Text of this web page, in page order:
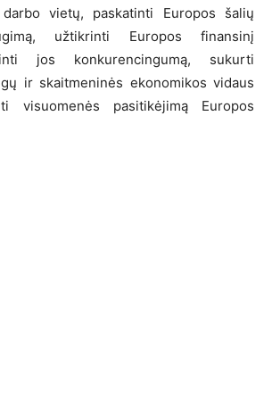
vietų, paskatinti Europos šalių
užtikrinti Europos finansinį
jos konkurencingumą, sukurti
ir skaitmeninės ekonomikos vidaus
visuomenės pasitikėjimą Europos